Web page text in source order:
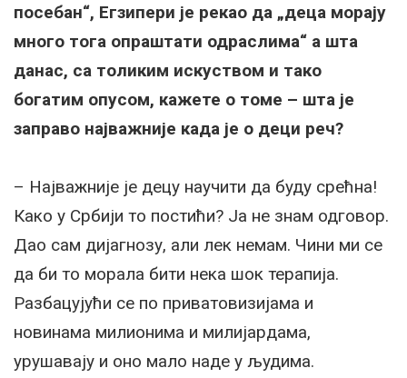
посебан“, Егзипери је рекао да „деца морају
много тога опраштати одраслима“ а шта
данас, са толиким искуством и тако
богатим опусом, кажете о томе – шта је
заправо најважније када је о деци реч?
– Најважније је децу научити да буду срећна!
Како у Србији то постићи? Ја не знам одговор.
Дао сам дијагнозу, али лек немам. Чини ми се
да би то морала бити нека шок терапија.
Разбацујући се по приватовизијама и
новинама милионима и милијардама,
урушавају и оно мало наде у људима.